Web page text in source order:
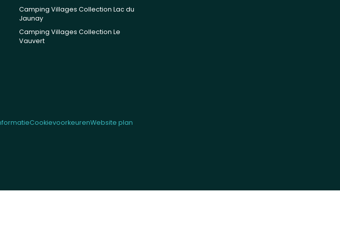
Camping Villages Collection Lac du
Jaunay
Camping Villages Collection Le
Vauvert
CookievoorkeurenWebsite plan